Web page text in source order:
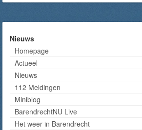
Nieuws
Homepage
Actueel
Nieuws
112 Meldingen
Miniblog
BarendrechtNU Live
Het weer in Barendrecht